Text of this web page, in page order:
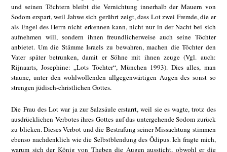
und seinen Töchtern bleibt die Vernichtung innerhalb der Mauern von
Sodom erspart, weil Jahwe sich gerührt zeigt, dass Lot zwei Fremde, die er
als Engel des Herrn nicht erkennen kann, nicht nur in der Nacht bei sich
aufnehmen will, sondern ihnen freundlicherweise auch seine Töchter
anbietet. Um die Stämme Israels zu bewahren, machen die Töchter den
Vater später betrunken, damit er Söhne mit ihnen zeuge (Vgl. auch:
Rijnaarts, Josephine: „Lots Töchter“, München 1993). Dies alles, man
staune, unter den wohlwollenden allgegenwärtigen Augen des sonst so
strengen jüdisch-christlichen Gottes.
Die Frau des Lot war ja zur Salzsäule erstarrt, weil sie es wagte, trotz des
ausdrücklichen Verbotes ihres Gottes auf das untergehende Sodom zurück
zu blicken. Dieses Verbot und die Bestrafung seiner Missachtung stimmen
ebenso nachdenklich wie die Selbstblendung des Ödipus. Ich fragte mich,
warum sich der König von Theben die Augen aussticht, obwohl er die